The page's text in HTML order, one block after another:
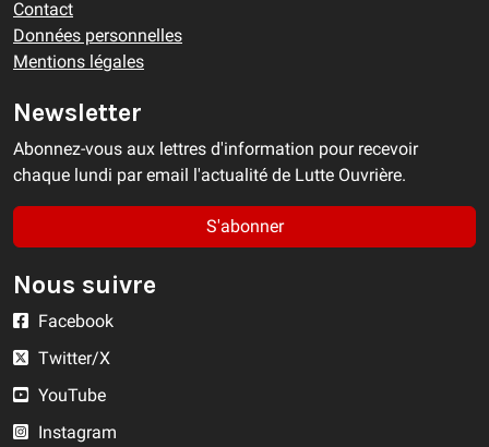
Contact
Données personnelles
Mentions légales
Newsletter
Abonnez-vous aux lettres d'information pour recevoir
chaque lundi par email l'actualité de Lutte Ouvrière.
S'abonner
Nous suivre
Facebook
Twitter/X
YouTube
Instagram